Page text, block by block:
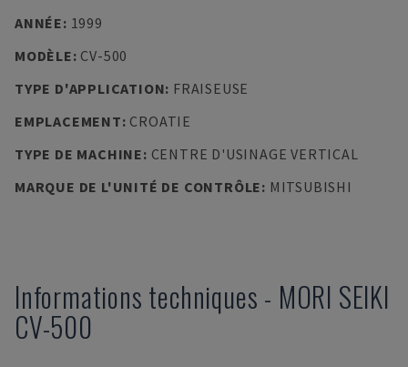
ANNÉE: 1999
MODÈLE: CV-500
TYPE D'APPLICATION: FRAISEUSE
EMPLACEMENT: CROATIE
TYPE DE MACHINE: CENTRE D'USINAGE VERTICAL
MARQUE DE L'UNITÉ DE CONTRÔLE: MITSUBISHI
Informations techniques - MORI SEIKI
CV-500